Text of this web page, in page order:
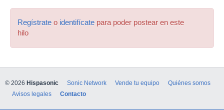
Regístrate o identifícate para poder postear en este
hilo
© 2026 Hispasonic Sonic Network Vende tu equipo
Quiénes somos
Avisos legales
Contacto